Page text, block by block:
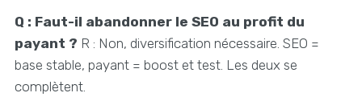
Q : Faut-il abandonner le SEO au profit du
payant ? R : Non, diversification nécessaire. SEO =
base stable, payant = boost et test. Les deux se
complètent.